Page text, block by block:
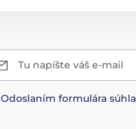
Tu napíšte váš e-mail
Odoslaním formulára